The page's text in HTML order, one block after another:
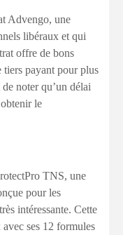
Advengo, une
libéraux et qui
offre de bons
tiers payant pour plus
noter qu’un délai
le
TNS, une
pour les
intéressante. Cette
ses 12 formules